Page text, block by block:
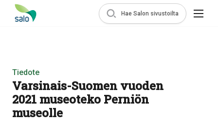
Hae Salon sivustoilta
Tiedote
Varsinais-Suomen vuoden
2021 museoteko Perniön
museolle